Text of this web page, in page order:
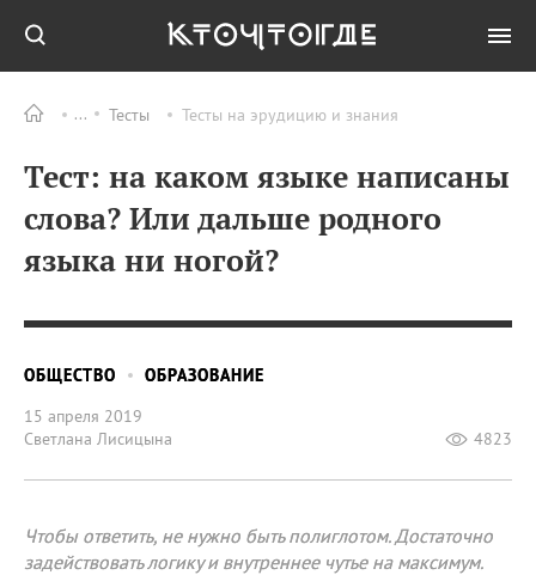
Тесты Тесты на эрудицию и знания
Тест: на каком языке написаны
слова? Или дальше родного
языка ни ногой?
ОБЩЕСТВО
ОБРАЗОВАНИЕ
15 апреля 2019
Светлана Лисицына
4823
Чтобы ответить, не нужно быть полиглотом. Достаточно
задействовать логику и внутреннее чутье на максимум.